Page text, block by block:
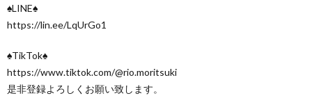
♠LINE♠
https://lin.ee/LqUrGo1
♠TikTok♠
https://www.tiktok.com/@rio.moritsuki
是非登録よろしくお願い致します。